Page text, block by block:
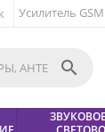
Усилитель GSM
